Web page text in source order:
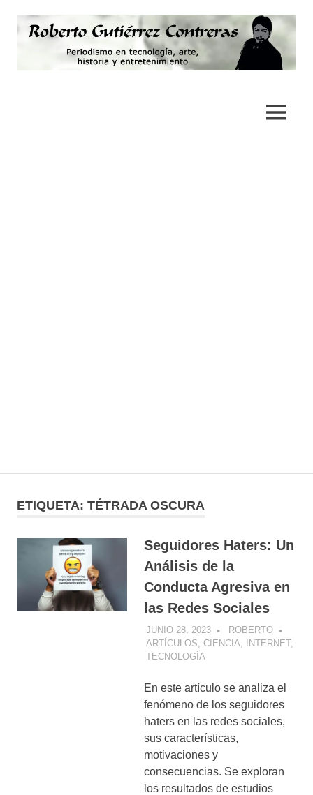
contenido
MENÚ
ETIQUETA: TÉTRADA OSCURA
Seguidores Haters: Un
Análisis de la
Conducta Agresiva en
las Redes Sociales
JUNIO 28, 2023
ROBERTO
ARTÍCULOS CIENCIA INTERNET,
TECNOLOGÍA
En este artículo se analiza el
fenómeno de los seguidores
haters en las redes sociales,
sus características,
motivaciones y
consecuencias. Se exploran
los resultados de estudios